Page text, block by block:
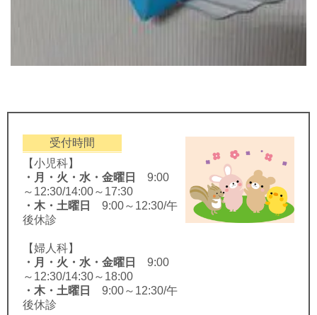
受付時間
【小児科】
・月・火・水・金曜日
9:00
～12:30/14:00～17:30
・木・土曜日
9:00～12:30/午
後休診
【婦人科】
・月・火・水・金曜日
9:00
～12:30/14:30～18:00
・木・土曜日
9:00～12:30/午
後休診